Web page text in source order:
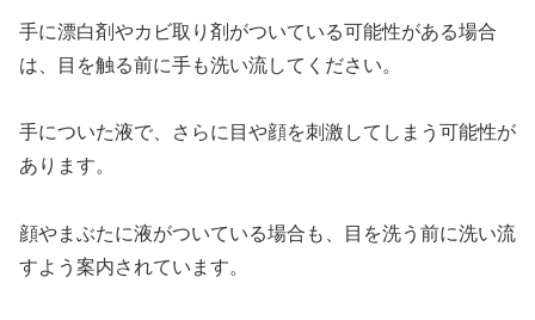
手に漂白剤やカビ取り剤がついている可能性がある場合
は、目を触る前に手も洗い流してください。
手についた液で、さらに目や顔を刺激してしまう可能性が
あります。
顔やまぶたに液がついている場合も、目を洗う前に洗い流
すよう案内されています。